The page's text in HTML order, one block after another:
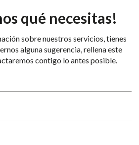
qué necesitas!
sobre nuestros servicios, tienes
alguna sugerencia, rellena este
contigo lo antes posible.